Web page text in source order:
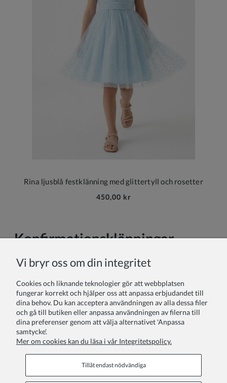
Rina ljusblå festklänning med glittertyll och rosetter
450,00 kr
Konfirmationsklänningar -
Perfekt för din särskilda dag
milstolparna i en ung persons liv, och valet av
konfirmationsklänningspelar en central roll för att göra denna
dag oförglömlig. Hos oss förstår vi vikten av att hitta den
perfekta klänningen som både speglar din personlighet och
respekterar traditionens betydelse.
Vi bryr oss om din integritet
Cookies och liknande teknologier gör att webbplatsen
fungerar korrekt och hjälper oss att anpassa erbjudandet till
dina behov. Du kan acceptera användningen av alla dessa filer
och gå till butiken eller anpassa användningen av filerna till
dina preferenser genom att välja alternativet 'Anpassa
samtycke'.
Mer om cookies kan du läsa i vår Integritetspolicy.
Tillåt endast nödvändiga